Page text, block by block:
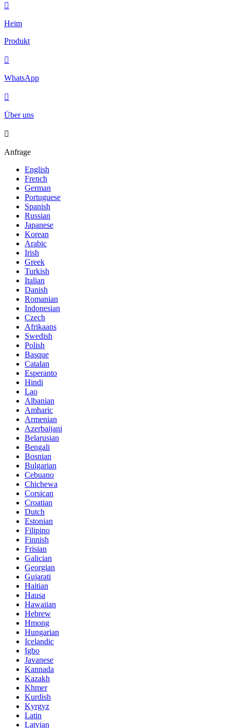

Heim
Produkt

WhatsApp

Über uns

Anfrage
English
French
German
Portuguese
Spanish
Russian
Japanese
Korean
Arabic
Irish
Greek
Turkish
Italian
Danish
Romanian
Indonesian
Czech
Afrikaans
Swedish
Polish
Basque
Catalan
Esperanto
Hindi
Lao
Albanian
Amharic
Armenian
Azerbaijani
Belarusian
Bengali
Bosnian
Bulgarian
Cebuano
Chichewa
Corsican
Croatian
Dutch
Estonian
Filipino
Finnish
Frisian
Galician
Georgian
Gujarati
Haitian
Hausa
Hawaiian
Hebrew
Hmong
Hungarian
Icelandic
Igbo
Javanese
Kannada
Kazakh
Khmer
Kurdish
Kyrgyz
Latin
Latvian